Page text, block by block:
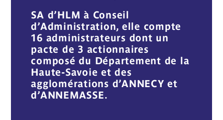
SA d’HLM à Conseil
d’Administration, elle compte
16 administrateurs dont un
pacte de 3 actionnaires
composé du Département de la
Haute-Savoie et des
agglomérations d’ANNECY et
d’ANNEMASSE.